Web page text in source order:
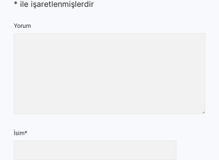
* ile işaretlenmişlerdir
Yorum
İsim*